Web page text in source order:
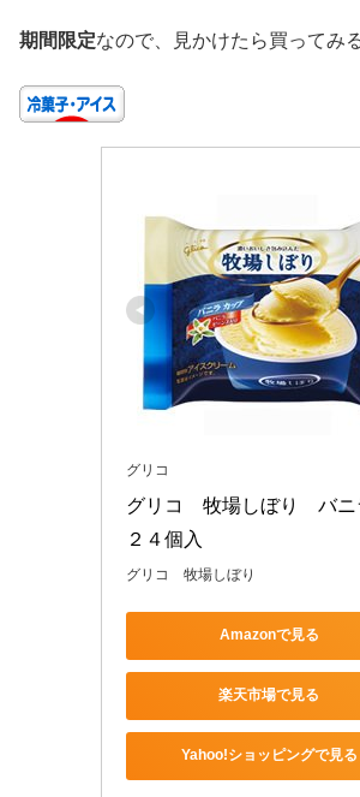
期間限定なので、見かけたら買ってみ
グリコ
グリコ　牧場しぼり　バ
２４個入
グリコ 牧場しぼり
Amazonで見る
楽天市場で見る
Yahoo!ショッピングで見る